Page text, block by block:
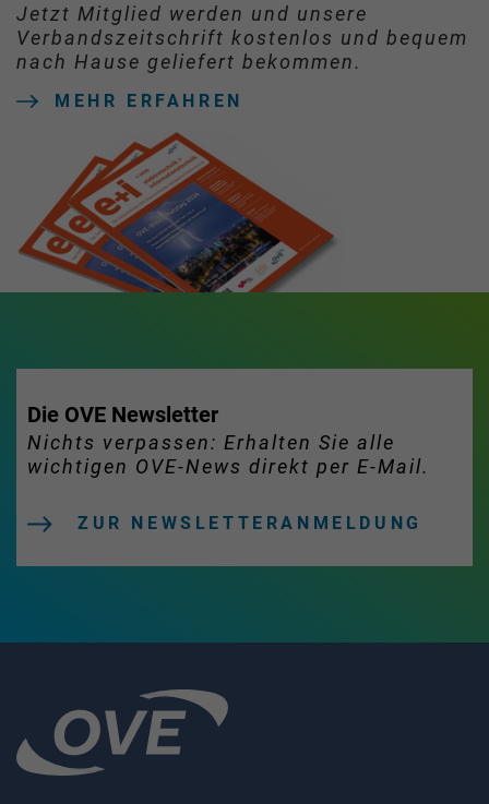
Jetzt Mitglied werden und unsere
Verbandszeitschrift kostenlos und bequem
nach Hause geliefert bekommen.
MEHR ERFAHREN
Die OVE Newsletter
Nichts verpassen: Erhalten Sie alle
wichtigen OVE-News direkt per E-Mail.
ZUR NEWSLETTERANMELDUNG